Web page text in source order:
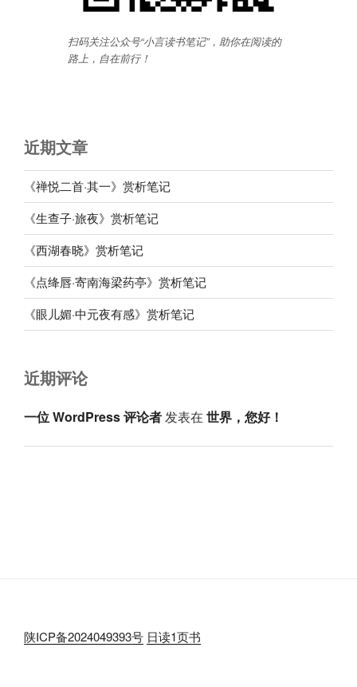
扫码关注公众号“小言读书笔记”，助你在阅读的
路上，自在前行！
近期文章
《禅悦二首·其一》赏析笔记
《生查子·旅夜》赏析笔记
《西湖春晓》赏析笔记
《点绛唇·寄南海梁药亭》赏析笔记
《眼儿媚·中元夜有感》赏析笔记
近期评论
一位 WordPress 评论者发表在 世界，您好！
陕ICP备2024049393号 日读1页书